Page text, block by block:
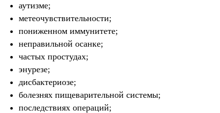
аутизме;
метеочувствительности;
пониженном иммунитете;
неправильной осанке;
частых простудах;
энурезе;
дисбактериозе;
болезнях пищеварительной системы;
последствиях операций;